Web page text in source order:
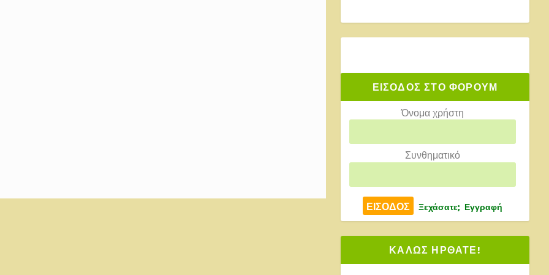
ΕΙΣΟΔΟΣ ΣΤΟ ΦΟΡΟΥΜ
Όνομα χρήστη
Συνθηματικό
Ξεχάσατε; Εγγραφή
ΚΑΛΩΣ ΗΡΘΑΤΕ!